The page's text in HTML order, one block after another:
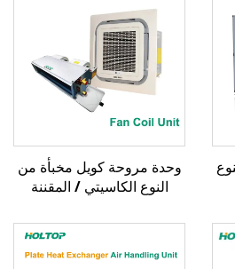
وحدة مروحة كويل مخبأة من
النوع الكاسيتي / المقننة